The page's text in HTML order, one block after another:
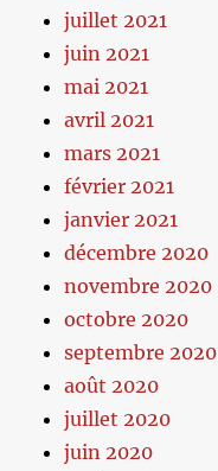
juillet 2021
juin 2021
mai 2021
avril 2021
mars 2021
février 2021
janvier 2021
décembre 2020
novembre 2020
octobre 2020
septembre 2020
août 2020
juillet 2020
juin 2020